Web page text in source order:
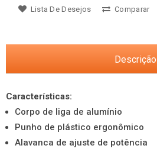
Lista De Desejos Comparar
Descrição
Características:
Corpo de liga de alumínio
Punho de plástico ergonômico
Alavanca de ajuste de potência